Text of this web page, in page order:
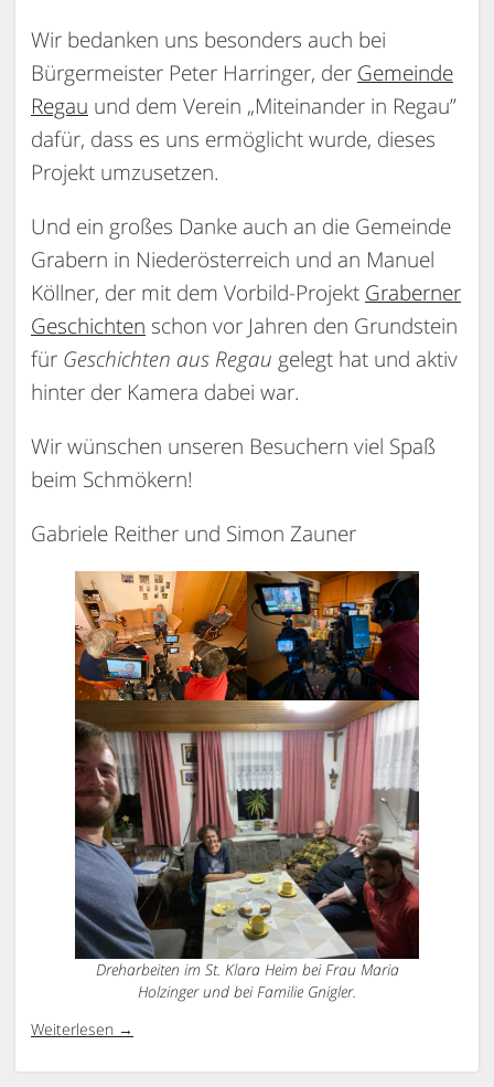
Wir bedanken uns besonders auch bei
Bürgermeister Peter Harringer, der Gemeinde
Regau und dem Verein „Miteinander in Regau”
dafür, dass es uns ermöglicht wurde, dieses
Projekt umzusetzen.
Und ein großes Danke auch an die Gemeinde
Grabern in Niederösterreich und an Manuel
Köllner, der mit dem Vorbild-Projekt Graberner
Geschichten schon vor Jahren den Grundstein
für Geschichten aus Regau gelegt hat und aktiv
hinter der Kamera dabei war.
Wir wünschen unseren Besuchern viel Spaß
beim Schmökern!
Gabriele Reither und Simon Zauner
Dreharbeiten im St. Klara Heim bei Frau Maria
Holzinger und bei Familie Gnigler.
Weiterlesen